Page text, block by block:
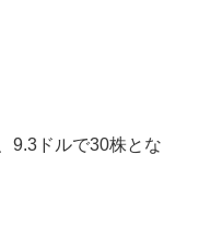
9.3ドルで30株とな